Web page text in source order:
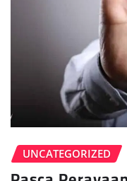
UNCATEGORIZED